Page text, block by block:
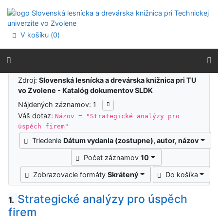
Prejsť na menu
Prehlásenie o webovej prístupnosti
V košíku (0)
Výsledky vyhľadávania
Zdroj:Slovenská lesnícka a drevárska knižnica pri TU
vo Zvolene - Katalóg dokumentov SLDK
Nájdených záznamov: 1
Váš dotaz:Názov = "Strategické analýzy pro
úspěch firem"
Triedenie Dátum vydania (zostupne), autor, názov
Počet záznamov10
Zobrazovacie formátySkrátený Do košíka
1. Strategické analýzy pro úspěch
firem